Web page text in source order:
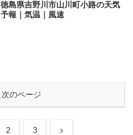
徳島県吉野川市山川町小路の天気
予報｜気温｜風速
次のページ
2 3 次